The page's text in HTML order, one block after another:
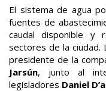
El sistema de agua
fuentes de
caudal disponible y
sectores de la
presidente de la
Jarsún, junto al
legisladores Daniel